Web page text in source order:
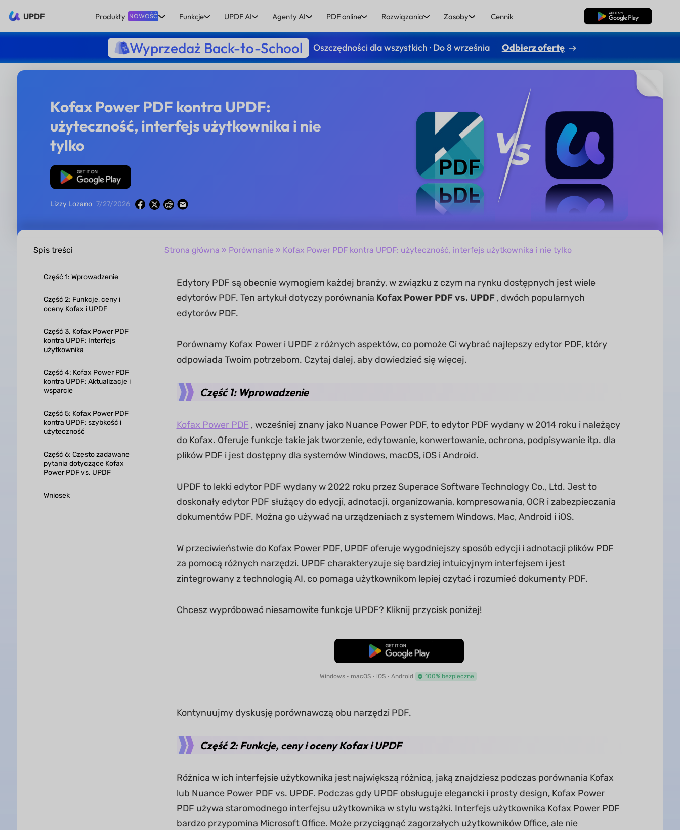
UPDF Produkty NOWOŚĆ Funkcje UPDF AI Agenty AI PDF online Rozwiązania Zasoby Cennik Pobierz za darmo
Wyprzedaż Back-to-School Oszczędności dla wszystkich · Do 8 września Odbierz ofertę
Kofax Power PDF kontra UPDF:
użyteczność, interfejs użytkownika i nie
tylko
Pobierz za darmo
Lizzy Lozano 7/27/2026
Spis treści
Część 1: Wprowadzenie
Część 2: Funkcje, ceny i
oceny Kofax i UPDF
Część 3. Kofax Power PDF
kontra UPDF: Interfejs
użytkownika
Część 4: Kofax Power PDF
kontra UPDF: Aktualizacje i
wsparcie
Część 5: Kofax Power PDF
kontra UPDF: szybkość i
użyteczność
Część 6: Często zadawane
pytania dotyczące Kofax
Power PDF vs. UPDF
Wniosek
Strona główna » Porównanie » Kofax Power PDF kontra UPDF: użyteczność, interfejs użytkownika i nie tylko
Edytory PDF są obecnie wymogiem każdej branży, w związku z czym na rynku dostępnych jest wiele
edytorów PDF. Ten artykuł dotyczy porównania Kofax Power PDF vs. UPDF, dwóch popularnych
edytorów PDF.
Porównamy Kofax Power i UPDF z różnych aspektów, co pomoże Ci wybrać najlepszy edytor PDF, który
odpowiada Twoim potrzebom. Czytaj dalej, aby dowiedzieć się więcej.
Część 1: Wprowadzenie
Kofax Power PDF , wcześniej znany jako Nuance Power PDF, to edytor PDF wydany w 2014 roku i należący
do Kofax. Oferuje funkcje takie jak tworzenie, edytowanie, konwertowanie, ochrona, podpisywanie itp. dla
plików PDF i jest dostępny dla systemów Windows, macOS, iOS i Android.
UPDF to lekki edytor PDF wydany w 2022 roku przez Superace Software Technology Co., Ltd. Jest to
doskonały edytor PDF służący do edycji, adnotacji, organizowania, kompresowania, OCR i zabezpieczania
dokumentów PDF. Można go używać na urządzeniach z systemem Windows, Mac, Android i iOS.
W przeciwieństwie do Kofax Power PDF, UPDF oferuje wygodniejszy sposób edycji i adnotacji plików PDF
za pomocą różnych narzędzi. UPDF charakteryzuje się bardziej intuicyjnym interfejsem i jest
zintegrowany z technologią AI, co pomaga użytkownikom lepiej czytać i rozumieć dokumenty PDF.
Chcesz wypróbować niesamowite funkcje UPDF? Kliknij przycisk poniżej!
Pobierz za darmo
Windows • macOS • iOS • Android 100% bezpieczne
Kontynuujmy dyskusję porównawczą obu narzędzi PDF.
Część 2: Funkcje, ceny i oceny Kofax i UPDF
Różnica w ich interfejsie użytkownika jest największą różnicą, jaką znajdziesz podczas porównania Kofax
lub Nuance Power PDF vs. UPDF. Podczas gdy UPDF obsługuje elegancki i prosty design, Kofax Power
PDF używa staromodnego interfejsu użytkownika w stylu wstążki. Interfejs użytkownika Kofax Power PDF
bardzo przypomina Microsoft Office. Może przyciągnąć zagorzałych użytkowników Office, ale nie